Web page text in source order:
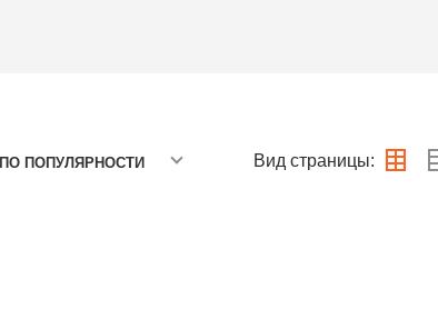
ПО ПОПУЛЯРНОСТИ Вид страницы: